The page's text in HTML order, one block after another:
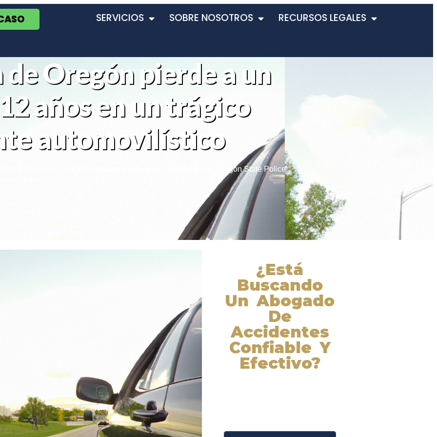
SERVICIOS SOBRE NOSOTROS RECURSOS LEGALES
Oregón pierde a un
años en un trágico
automovilístico
Oregon State Police,
Accidente
¿Está
Buscando
Un Abogado
De
Accidentes
Confiable Y
Efectivo?